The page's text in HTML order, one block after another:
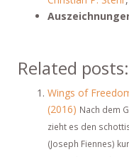
Related posts:
Wings of
(2016) Nach dem
zieht es den
(Joseph Fiennes)